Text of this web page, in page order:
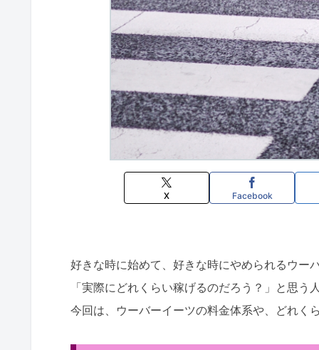
X Facebook
好きな時に始めて、好きな時にやめられるウー
「実際にどれくらい稼げるのだろう？」と思う
今回は、ウーバーイーツの料金体系や、どれく